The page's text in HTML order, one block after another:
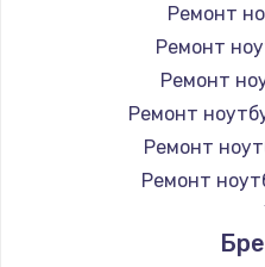
Ремонт
Ремонт
Ремонт
Ремонт
Ремонт
Ремонт
Ремонт
Ремонт